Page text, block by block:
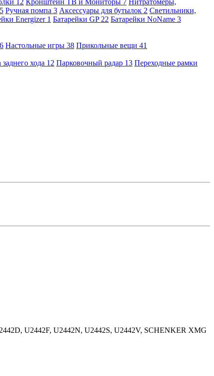
Ручная помпа 3 Аксессуары для бутылок 2 Светильники,
Energizer 1 Батарейки GP 22 Батарейки NoName 3
Настольные игры 38 Прикольные вещи 41
хода 12 Парковочный радар 13 Переходные рамки
U2442F, U2442N, U2442S, U2442V, SCHENKER XMG